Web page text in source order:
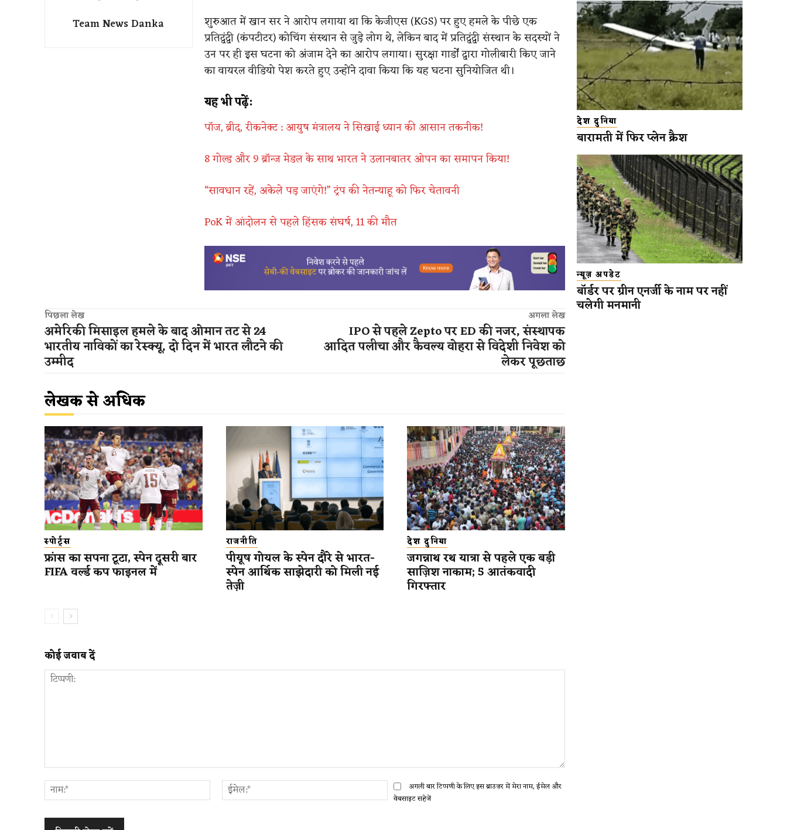
Team News Danka
शुरुआत में खान सर ने आरोप लगाया था कि केजीएस (KGS) पर हुए हमले के पीछे एक
प्रतिद्वंद्वी (कंपटीटर) कोचिंग संस्थान से जुड़े लोग थे, लेकिन बाद में प्रतिद्वंद्वी संस्थान के सदस्यों ने
उन पर ही इस घटना को अंजाम देने का आरोप लगाया। सुरक्षा गार्डों द्वारा गोलीबारी किए जाने
का वायरल वीडियो पेश करते हुए उन्होंने दावा किया कि यह घटना सुनियोजित थी।
यह भी पढ़ें:
पॉज, ब्रीद, रीकनेक्ट : आयुष मंत्रालय ने सिखाई ध्यान की आसान तकनीक!
8 गोल्ड और 9 ब्रॉन्ज मेडल के साथ भारत ने उलानबातर ओपन का समापन किया!
“सावधान रहें, अकेले पड़ जाएंगे!” ट्रंप की नेतन्याहू को फिर चेतावनी
PoK में आंदोलन से पहले हिंसक संघर्ष, 11 की मौत
पिछला लेख
अमेरिकी मिसाइल हमले के बाद ओमान तट से 24
भारतीय नाविकों का रेस्क्यू, दो दिन में भारत लौटने की
उम्मीद
अगला लेख
IPO से पहले Zepto पर ED की नजर, संस्थापक
आदित पलीचा और कैवल्य वोहरा से विदेशी निवेश को
लेकर पूछताछ
लेखक से अधिक
स्पोर्ट्स
फ्रांस का सपना टूटा, स्पेन दूसरी बार
FIFA वर्ल्ड कप फाइनल में
राजनीति
पीयूष गोयल के स्पेन दौरे से भारत-
स्पेन आर्थिक साझेदारी को मिली नई
तेज़ी
देश दुनिया
जगन्नाथ रथ यात्रा से पहले एक बड़ी
साज़िश नाकाम; 5 आतंकवादी
गिरफ्तार
कोई जवाब दें
नाम:*
ईमेल:*अगली बार टिप्पणी के लिए इस ब्राउज़र में मेरा नाम, ईमेल और
वेबसाइट सहेजें
देश दुनिया
बारामती में फिर प्लेन क्रैश
न्यूज़ अपडेट
बॉर्डर पर ग्रीन एनर्जी के नाम पर नहीं
चलेगी मनमानी